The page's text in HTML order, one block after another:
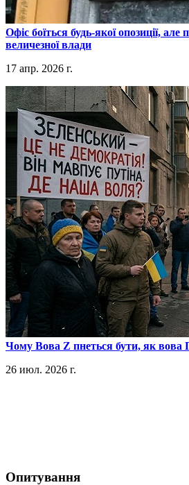
​Офіс боїться будь-якої опозиції, але
величезної влади
17 апр. 2026 г.
​Чому Вова Z пнеться бути, як вова
26 июл. 2026 г.
Опитування